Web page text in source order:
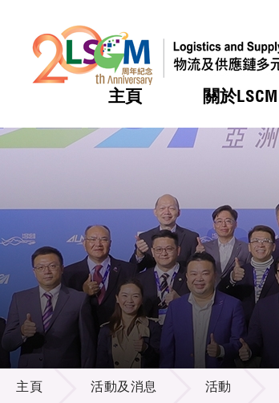
主頁 關於LSCM
熱門
熱門
熱門
熱門
熱門
活動及消息
主頁 活動及消息 活動